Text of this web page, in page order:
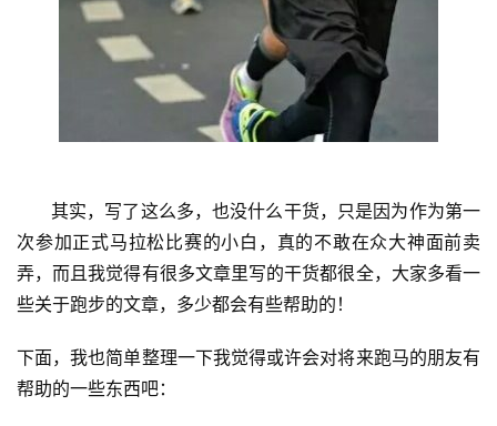
其实，写了这么多，也没什么干货，只是因为作为第一
次参加正式马拉松比赛的小白，真的不敢在众大神面前卖
弄，而且我觉得有很多文章里写的干货都很全，大家多看一
些关于跑步的文章，多少都会有些帮助的！
下面，我也简单整理一下我觉得或许会对将来跑马的朋友有
帮助的一些东西吧：